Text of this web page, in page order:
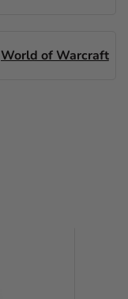
World of Warcraft